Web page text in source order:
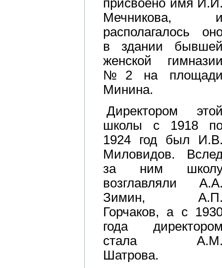
присвоено имя
Мечникова,
располагалось
в здании
женской
№2 на
Минина.
Директором
школы с 1918
1924 год был
Миловидов.
за ним
возглавляли
Зимин,
Горчаков, а с
года
стала
Шатрова.